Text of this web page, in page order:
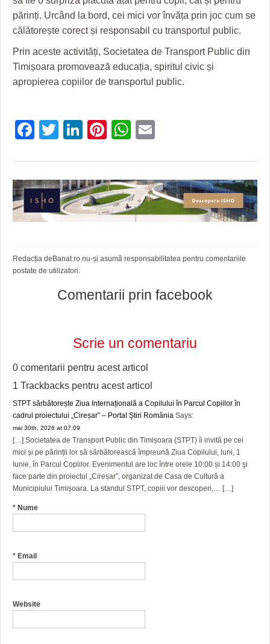
părinți. Urcând la bord, cei mici vor învăța prin joc cum se
călătorește corect și responsabil cu transportul public.
Prin aceste activități, Societatea de Transport Public din
Timișoara promovează educația, spiritul civic și
apropierea copiilor de transportul public.
Facebook
Twitter
LinkedIn
Pinterest
WhatsApp
Redacția deBanat.ro nu-și asumă responsabilitatea pentru comentariile
postate de utilizatori.
Comentarii prin facebook
Scrie un comentariu
0 comentarii pentru acest articol
1 Trackbacks pentru acest articol
STPT sărbătorește Ziua Internațională a Copilului în Parcul Copiilor în
cadrul proiectului „Cireșar” – Portal Știri România Says:
mai 30th, 2026 at 07:09
[…] Societatea de Transport Public din Timișoara (STPT) îi invită pe cei
mici și pe părinții lor să sărbătorească împreună Ziua Copilului, luni, 1
Iunie, în Parcul Copiilor. Evenimentul are loc între orele 10:00 și 14:00 şi
face parte din proiectul „Cireșar”, organizat de Casa de Cultură a
Municipiului Timișoara. La standul STPT, copiii vor descoperi,… […]
* Nume
* Email
Website